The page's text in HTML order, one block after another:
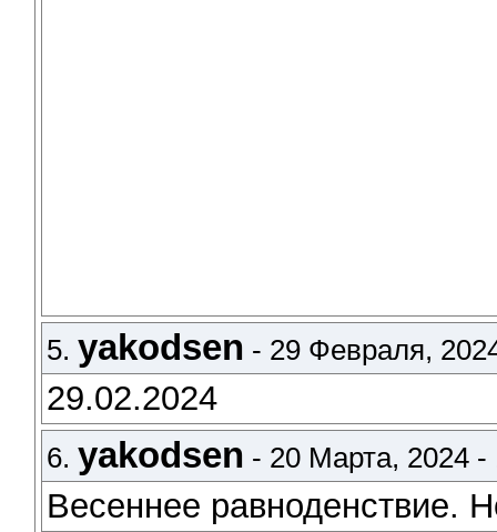
5.yakodsen - 29 Февраля,
29.02.2024
6.yakodsen - 20 Марта, 2024
Весеннее равноденствие.